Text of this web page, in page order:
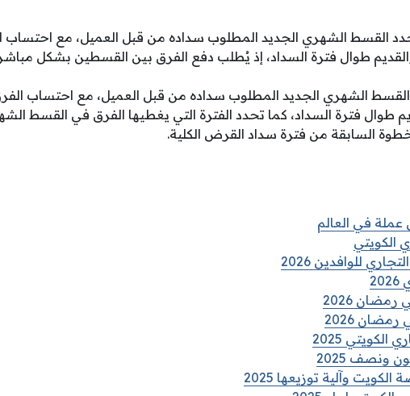
القسط الشهري الجديد المطلوب سداده من قبل العميل، مع احتساب
طوال فترة السداد، إذ يُطلب دفع الفرق بين القسطين بشكل مباشر
الشهري الجديد المطلوب سداده من قبل العميل، مع احتساب
طوال فترة السداد، كما تحدد الفترة التي يغطيها الفرق في القسط
السابقة من فترة سداد القرض الكلية.
عملة في العالم
الكويتي
للوافدين 2026
2026
2026
2025
2025
وآلية توزيعها 2025